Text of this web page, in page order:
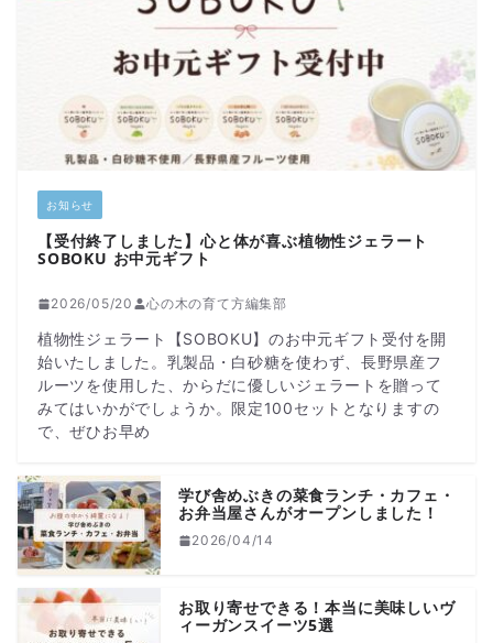
お知らせ
【受付終了しました】心と体が喜ぶ植物性ジェラート
SOBOKU お中元ギフト
2026/05/20 心の木の育て方編集部
植物性ジェラート【SOBOKU】のお中元ギフト受付を開
始いたしました。乳製品・白砂糖を使わず、長野県産フ
ルーツを使用した、からだに優しいジェラートを贈って
みてはいかがでしょうか。限定100セットとなりますの
で、ぜひお早め
学び舎めぶきの菜食ランチ・カフェ・
お弁当屋さんがオープンしました！
2026/04/14
お取り寄せできる！本当に美味しいヴ
ィーガンスイーツ5選